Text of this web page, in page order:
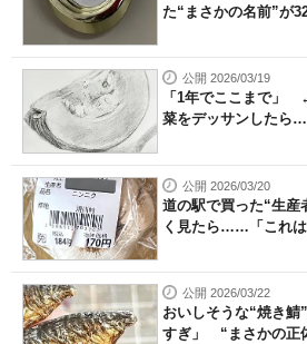
た“まさかの名前”が
公開 2026/03/19
「1年でここまで
菜をデッサンしたら
公開 2026/03/20
道の駅で買った“生
く見たら……「これ
公開 2026/03/22
おいしそうな“焼き
すぎ」 “まさかの正